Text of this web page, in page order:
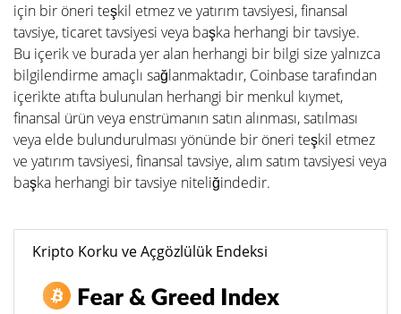
için bir öneri teşkil etmez ve yatırım tavsiyesi, finansal
tavsiye, ticaret tavsiyesi veya başka herhangi bir tavsiye.
Bu içerik ve burada yer alan herhangi bir bilgi size yalnızca
bilgilendirme amaçlı sağlanmaktadır, Coinbase tarafından
içerikte atıfta bulunulan herhangi bir menkul kıymet,
finansal ürün veya enstrümanın satın alınması, satılması
veya elde bulundurulması yönünde bir öneri teşkil etmez
ve yatırım tavsiyesi, finansal tavsiye, alım satım tavsiyesi veya
başka herhangi bir tavsiye niteliğindedir.
Kripto Korku ve Açgözlülük Endeksi